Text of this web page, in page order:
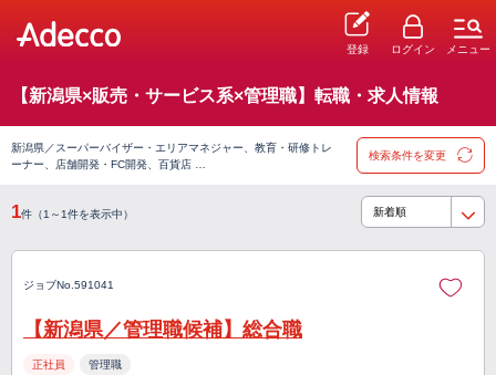
登録 ログイン メニュー
【新潟県×販売・サービス系×管理職】転職・求人情報
新潟県／スーパーバイザー・エリアマネジャー、教育・研修トレ
ーナー、店舗開発・FC開発、百貨店 …
検索条件を変更
1件（1～1件を表示中）
ジョブNo.591041
【新潟県／管理職候補】総合職
正社員 管理職